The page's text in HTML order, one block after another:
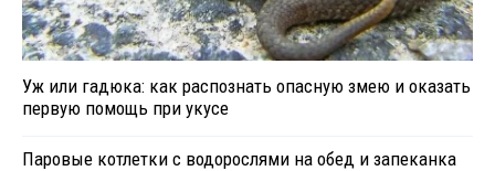
Уж или гадюка: как распознать опасную змею и оказать
первую помощь при укусе
Паровые котлетки с водорослями на обед и запеканка